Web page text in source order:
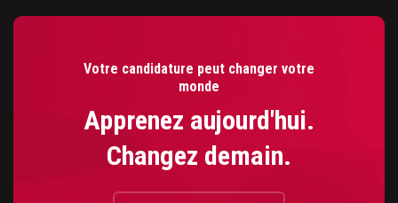
Votre candidature peut changer votre
monde
Apprenez aujourd'hui.
Changez demain.